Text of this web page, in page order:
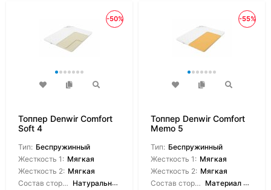
-50%
Топпер Denwir Comfort
Soft 4
Тип: Беспружинный
Жесткость 1: Мягкая
Жесткость 2: Мягкая
Состав сторон: Натуральный латекс
-55%
Топпер Denwir Comfort
Memo 5
Тип: Беспружинный
Жесткость 1: Мягкая
Жесткость 2: Мягкая
Состав сторон: Материал с эффектом памяти